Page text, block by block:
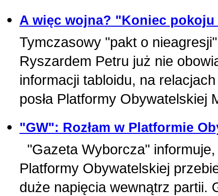
A więc wojna? "Koniec
Tymczasowy "pakt o
Ryszardem Petru już nie
informacji tabloidu, na
posła Platformy Obywatelskiej
"GW": Rozłam w Platformie
"Gazeta Wyborcza"
Platformy Obywatelskiej
duże napięcia wewnątrz partii.